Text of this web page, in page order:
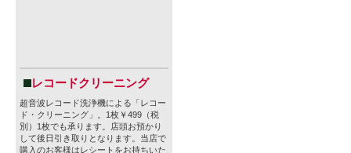
レコードクリーニング
超音波レコード洗浄機による「レコー
ド・クリーニング」。1枚￥499（税
別）1枚でも承ります。店頭お預かり
して後日引き取りとなります。当店で
購入のお客様はレシートをお持ちいた